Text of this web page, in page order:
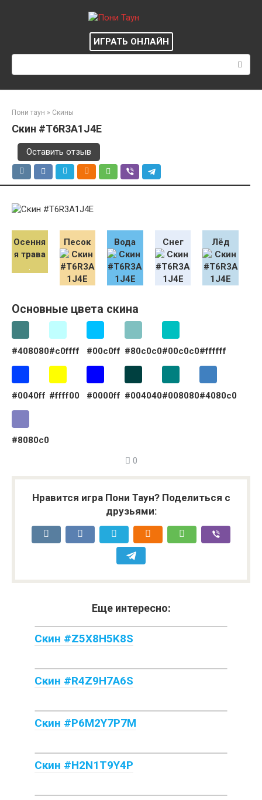
ИГРАТЬ ОНЛАЙН
Пони таун » Скины
Скин #T6R3A1J4E
Оставить отзыв
Осення
я трава
Песок Вода Снег Лёд
Основные цвета скина
#408080#c0ffff #00c0ff #80c0c0#00c0c0#ffffff
#0040ff #ffff00 #0000ff #004040#008080#4080c0
#8080c0
0
Нравится игра Пони Таун? Поделиться с
друзьями:
Еще интересно:
Скин #Z5X8H5K8S
Скин #R4Z9H7A6S
Скин #P6M2Y7P7M
Скин #H2N1T9Y4P